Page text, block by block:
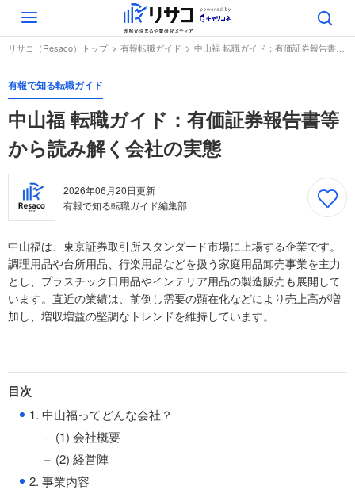
Toggle
navigation
リサコ（Resaco）トップ 有報転職ガイド 中山福 転職ガイド：有価証券報告書等から読み解く会社の実態
有報で知る転職ガイド
中山福 転職ガイド：有価証券報告書等
から読み解く会社の実態
2026年06月20日更新
有報で知る転職ガイド編集部
中山福は、東京証券取引所スタンダード市場に上場する企業です。
調理用品や台所用品、行楽用品などを扱う家庭用品卸売事業を主力
とし、プラスチック日用品やインテリア用品の製造販売も展開して
います。直近の業績は、前倒し需要の顕在化などにより売上高が増
加し、増収増益の堅調なトレンドを維持しています。
目次
● 1. 中山福ってどんな会社？
(1) 会社概要
(2) 経営陣
● 2. 事業内容